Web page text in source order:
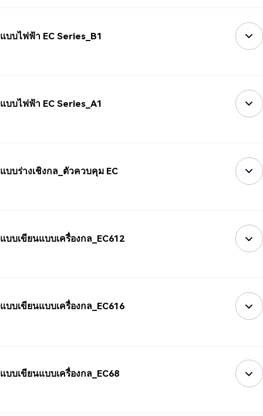
แบบไฟฟ้า EC Series_B1
แบบไฟฟ้า EC Series_A1
แบบร่างเชิงกล_ตัวควบคุม EC
แบบเขียนแบบเครื่องกล_EC612
แบบเขียนแบบเครื่องกล_EC616
แบบเขียนแบบเครื่องกล_EC68